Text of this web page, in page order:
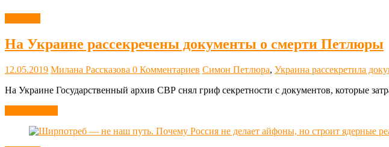
На Украине рассекречены документы о смерти Петлюры
12.05.2019 Милана Рассказова 0 Комментариев Симон Петлюра, Украина рассекретила
На Украине Государственный архив СВР снял гриф секретности с документов, которые